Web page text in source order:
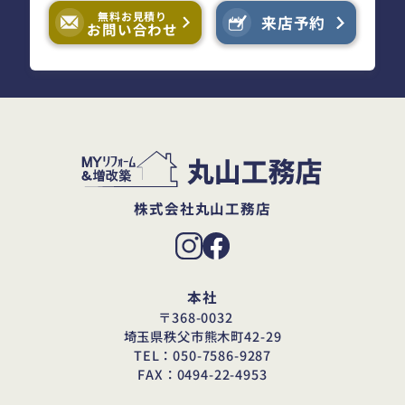
来店予約
無料お見積り
お問い合わせ
株式会社丸山工務店
本社
〒368-0032
埼玉県秩父市熊木町42-29
TEL：050-7586-9287
FAX：0494-22-4953